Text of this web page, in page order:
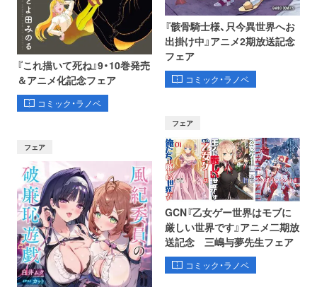
『これ描いて死ね』9・10巻発売
＆アニメ化記念フェア
コミック・ラノベ
『骸骨騎士様、只今異世界へお
出掛け中』アニメ2期放送記念
フェア
コミック・ラノベ
フェア
フェア
GCN『乙女ゲー世界はモブに
厳しい世界です』アニメ二期放
送記念 三嶋与夢先生フェア
コミック・ラノベ